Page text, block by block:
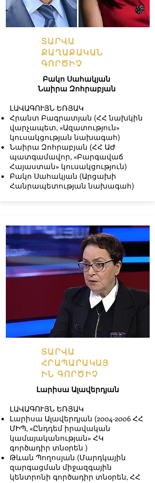
Բակո Սահակյան
Նաիրա Զոհրաբյան
ԼԱՎԱԳՈՒՅՆ ԵՌՅԱԿ
Հրանտ Բագրատյան (ՀՀ նախկին
վարչապետ, «Ազատություն»
կուսակցության նախագահ)
Նաիրա Զոհրաբյան (ՀՀ ԱԺ
պատգամավոր, «Բարգավաճ
Հայաստան» կուսակցություն)
Բակո Սահակյան (Արցախի
Հանրապետության նախագահ)
ՏԱՐՎԱ
ՔԱՂԱՔԱԿԱՆ
ԳՈՐԾԻՉ
Լարիսա Ալավերդյան
ԼԱՎԱԳՈՒՅՆ ԵՌՅԱԿ
Լարիսա Ալավերդյան (2004-2006 ՀՀ
ՄԻՊ, «Ընդդեմ իրավական
կամայականության» ՀԿ
գործադիր տնօրեն )
Թևան Պողոսյան (Մարդկային
զարգացման միջազգային
կենտրոնի գործադիր տնօրեն, ՀՀ
ՏԱՐՎԱ
ՀՐԱՊԱՐԱԿԱՅ
ԻՆ ԳՈՐԾԻՉ